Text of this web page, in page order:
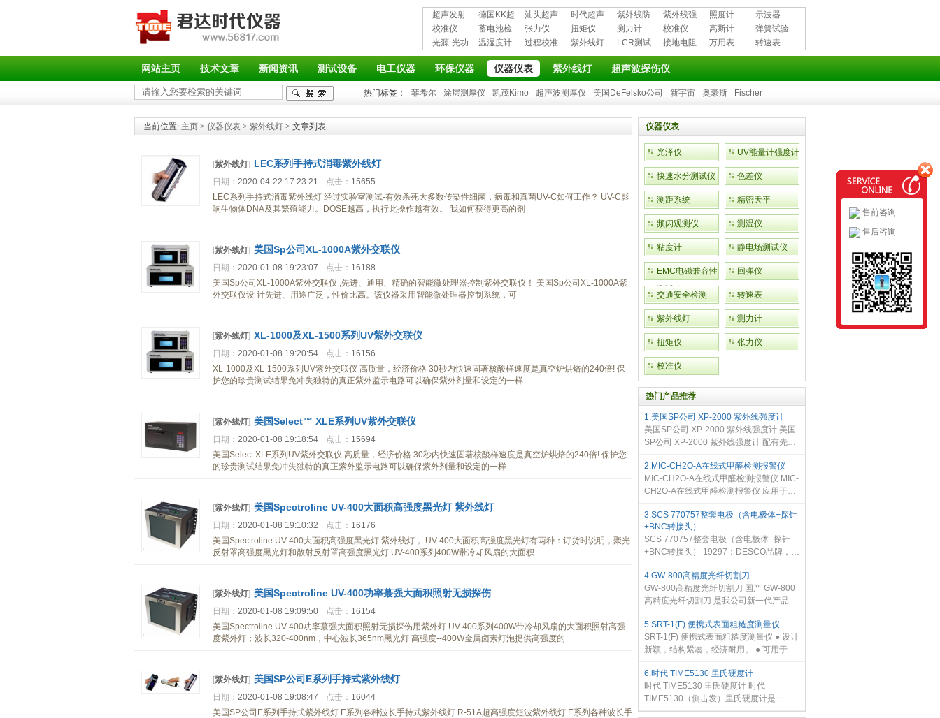
超声发射
接收仪器
德国KK超
声波探伤
仪
汕头超声
超声探伤
仪
时代超声
波探伤仪
紫外线防
护用品
紫外线强
度计
照度计
示波器
校准仪
蓄电池检
测仪
张力仪 扭矩仪 测力计 校准仪 高斯计
弹簧试验
机
光源-光功
率计
温湿度计
过程校准
仪
紫外线灯
LCR测试
仪
接地电阻
测试仪
万用表 转速表
网站主页 技术文章 新闻资讯 测试设备 电工仪器 环保仪器 仪器仪表 紫外线灯 超声波探伤仪
热门标签： 菲希尔 涂层测厚仪 凯茂Kimo 超声波测厚仪 美国DeFelsko公司 新宇宙 奥豪斯 Fischer
当前位置: 主页 > 仪器仪表 > 紫外线灯 > 文章列表
[紫外线灯] LEC系列手持式消毒紫外线灯
日期： 2020-04-22 17:23:21 点击： 15655
LEC系列手持式消毒紫外线灯 经过实验室测试-有效杀死大多数传染性细菌，病毒和真菌UV-C如何工作？ UV-C影
响生物体DNA及其繁殖能力。DOSE越高，执行此操作越有效。 我如何获得更高的剂
[紫外线灯] 美国Sp公司XL-1000A紫外交联仪
日期： 2020-01-08 19:23:07 点击： 16188
美国Sp公司XL-1000A紫外交联仪 ,先进、通用、精确的智能微处理器控制紫外交联仪！ 美国Sp公司XL-1000A紫
外交联仪设 计先进、用途广泛，性价比高。该仪器采用智能微处理器控制系统，可
[紫外线灯] XL-1000及XL-1500系列UV紫外交联仪
日期： 2020-01-08 19:20:54 点击： 16156
XL-1000及XL-1500系列UV紫外交联仪 高质量，经济价格 30秒内快速固著核酸样速度是真空炉烘焙的240倍! 保
护您的珍贵测试结果免冲失独特的真正紫外监示电路可以确保紫外剂量和设定的一样
[紫外线灯] 美国Select™ XLE系列UV紫外交联仪
日期： 2020-01-08 19:18:54 点击： 15694
美国Select XLE系列UV紫外交联仪 高质量，经济价格 30秒内快速固著核酸样速度是真空炉烘焙的240倍! 保护您
的珍贵测试结果免冲失独特的真正紫外监示电路可以确保紫外剂量和设定的一样
[紫外线灯] 美国Spectroline UV-400大面积高强度黑光灯 紫外线灯
日期： 2020-01-08 19:10:32 点击： 16176
美国Spectroline UV-400大面积高强度黑光灯 紫外线灯， UV-400大面积高强度黑光灯有两种：订货时说明，聚光
反射罩高强度黑光灯和散射反射罩高强度黑光灯 UV-400系列400W带冷却风扇的大面积
[紫外线灯] 美国Spectroline UV-400功率蕞强大面积照射无损探伤
日期： 2020-01-08 19:09:50 点击： 16154
美国Spectroline UV-400功率蕞强大面积照射无损探伤用紫外灯 UV-400系列400W带冷却风扇的大面积照射高强
度紫外灯；波长320-400nm，中心波长365nm黑光灯 高强度--400W金属卤素灯泡提供高强度的
[紫外线灯] 美国SP公司E系列手持式紫外线灯
日期： 2020-01-08 19:08:47 点击： 16044
美国SP公司E系列手持式紫外线灯 E系列各种波长手持式紫外线灯 R-51A超高强度短波紫外线灯 E系列各种波长手
仪器仪表
光泽仪 UV能量计强度计
快速水分测试仪 色差仪
测距系统 精密天平
频闪观测仪 测温仪
粘度计 静电场测试仪
EMC电磁兼容性
测试仪
回弹仪
交通安全检测 转速表
紫外线灯 测力计
扭矩仪 张力仪
校准仪
热门产品推荐
1.美国SP公司 XP-2000 紫外线强度计
美国SP公司 XP-2000 紫外线强度计 美国
SP公司 XP-2000 紫外线强度计 配有先进
UV-A紫外线及可见光强度，满足无损检测
应用需求。紧凑、轻便、电池操
2.MIC-CH2O-A在线式甲醛检测报警仪
MIC-CH2O-A在线式甲醛检测报警仪 MIC-
CH2O-A在线式甲醛检测报警仪 应用于现
高清彩屏显示现场浓度，超标现场声光报
警，可实现远程信号传输。采用国
3.SCS 770757整套电极（含电极体+探针
+BNC转接头）
SCS 770757整套电极（含电极体+探针
+BNC转接头） 19297：DESCO品牌，整
770757：SCS品牌，整套电极（含电极
体+探针+BNC转接头） 844：老款型号，
现改为19297和
4.GW-800高精度光纤切割刀
GW-800高精度光纤切割刀 国产 GW-800
高精度光纤切割刀 是我公司新一代产品，
度，切割端面平滑，无毛刺的情况下，极
大地缩小了切割刀的尺寸，
5.SRT-1(F) 便携式表面粗糙度测量仪
SRT-1(F) 便携式表面粗糙度测量仪 ● 设计
新颖，结构紧凑，经济耐用。 ● 可用于检
外圆、内孔、凹槽及其他较难 测量的表
面。 ● 既可在车间
6.时代 TIME5130 里氏硬度计
时代 TIME5130 里氏硬度计 时代
TIME5130（侧击发）里氏硬度计是一种
以里氏硬度试验为理论依据，结合先进的
售前咨询
售后咨询